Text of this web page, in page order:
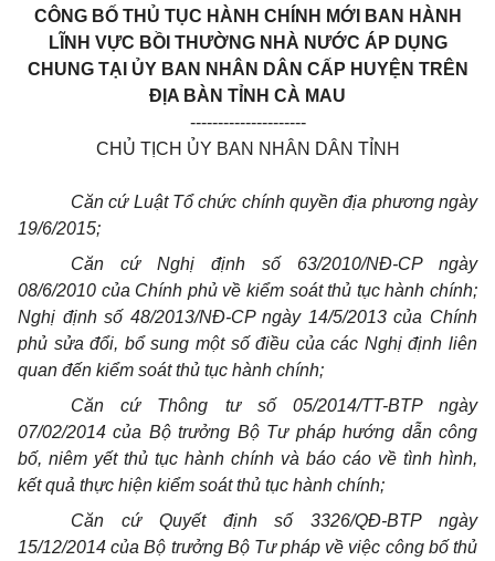
CÔNG BỐ THỦ TỤC HÀNH CHÍNH MỚI BAN HÀNH
LĨNH VỰC BỒI THƯỜNG NHÀ NƯỚC ÁP DỤNG
CHUNG TẠI ỦY BAN NHÂN DÂN CẤP HUYỆN TRÊN
ĐỊA BÀN TỈNH CÀ MAU
---------------------
CHỦ TỊCH ỦY BAN NHÂN DÂN TỈNH
Căn cứ Luật Tổ chức chính quyền địa phương ngày
19/6/2015;
Căn cứ Nghị định số 63/2010/NĐ-CP ngày
08/6/2010 của Chính phủ về kiểm soát thủ tục hành chính;
Nghị định số 48/2013/NĐ-CP ngày 14/5/2013 của Chính
phủ sửa đổi, bổ sung một số điều của các Nghị định liên
quan đến kiểm soát thủ tục hành chính;
Căn cứ Thông tư số 05/2014/TT-BTP ngày
07/02/2014 của Bộ trưởng Bộ Tư pháp hướng dẫn công
bố, niêm yết thủ tục hành chính và báo cáo về tình hình,
kết quả thực hiện kiểm soát thủ tục hành chính;
Căn cứ Quyết định số 3326/QĐ-BTP ngày
15/12/2014 của Bộ trưởng Bộ Tư pháp về việc công bố thủ